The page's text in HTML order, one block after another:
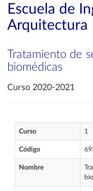
Escuela de
Arquitectura
Tratamiento de
biomédicas
Curso 2020-2021
Curso 1
Código
Nombre